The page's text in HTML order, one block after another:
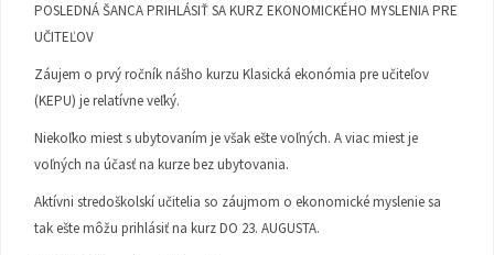
POSLEDNÁ ŠANCA PRIHLÁSIŤ SA KURZ EKONOMICKÉHO MYSLENIA PRE
UČITEĽOV
Záujem o prvý ročník nášho kurzu Klasická ekonómia pre učiteľov
(KEPU) je relatívne veľký.
Niekoľko miest s ubytovaním je však ešte voľných. A viac miest je
voľných na účasť na kurze bez ubytovania.
Aktívni stredoškolskí učitelia so záujmom o ekonomické myslenie sa
tak ešte môžu prihlásiť na kurz DO 23. AUGUSTA.